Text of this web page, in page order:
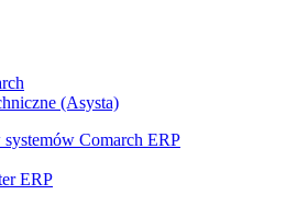
(Asysta)
Comarch ERP
ERP